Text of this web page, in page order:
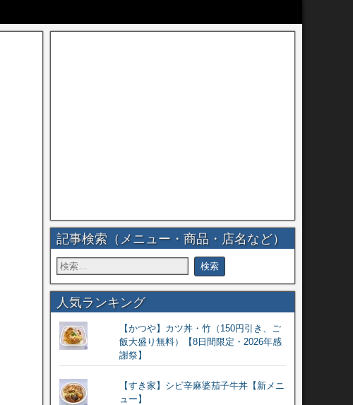
記事検索（メニュー・商品・店名など）
人気ランキング
【かつや】カツ丼・竹（150円引き、ご
飯大盛り無料）【8日間限定・2026年感
謝祭】
【すき家】シビ辛麻婆茄子牛丼【新メニ
ュー】